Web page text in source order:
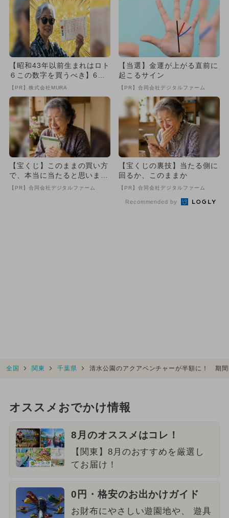
【昭和43年以前生まれはロト
６この数字を買うべき】6つ
の数字が「完全一致」する
方...
【PR】株式会社MURA
【当選】金運が上がる直前に
起こるサイン
【PR】合同会社デジタルファーム
【宝くじ】このままの買い方
で、本当に当たると思います
か
【PR】合同会社デジタルファーム
【宝くじの裏技】当たる側に
回るか、このままか
【PR】合同会社デジタルファーム
Recommended by
全国 関東 千葉県 清水公園のアクアベンチャーが半額に！ 期
オススメおでかけ情報
8月のオススメはコレ！
【関東】8月のおすすめを厳選し
てお届け！
0円・格安のお出かけガイド
お財布にやさしい遊園地や、 遊具